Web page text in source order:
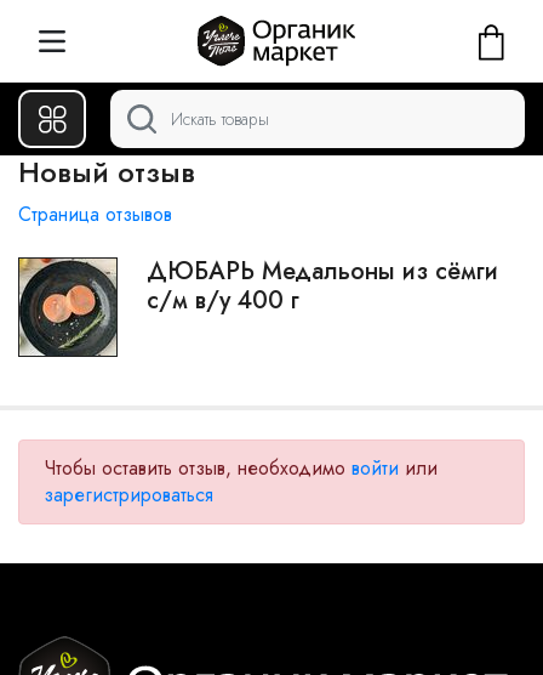
Новый отзыв
Страница отзывов
ДЮБАРЬ Медальоны из сёмги
с/м в/у 400 г
Чтобы оставить отзыв, необходимо войти или
зарегистрироваться